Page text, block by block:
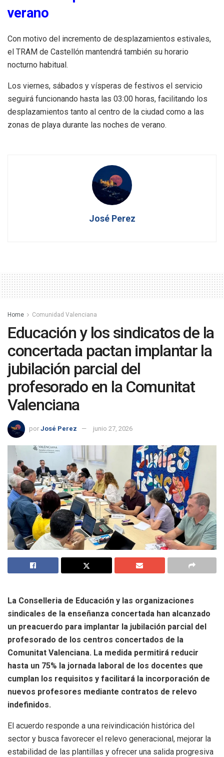
verano
Con motivo del incremento de desplazamientos estivales,
el TRAM de Castellón mantendrá también su horario
nocturno habitual.
Los viernes, sábados y vísperas de festivos el servicio
seguirá funcionando hasta las 03:00 horas, facilitando los
desplazamientos tanto al centro de la ciudad como a las
zonas de playa durante las noches de verano.
José Perez
Home Comunidad Valenciana
Educación y los sindicatos de la
concertada pactan implantar la
jubilación parcial del
profesorado en la Comunitat
Valenciana
por José Perez junio 27, 2026
La Conselleria de Educación y las organizaciones
sindicales de la enseñanza concertada han alcanzado
un preacuerdo para implantar la jubilación parcial del
profesorado de los centros concertados de la
Comunitat Valenciana. La medida permitirá reducir
hasta un 75% la jornada laboral de los docentes que
cumplan los requisitos y facilitará la incorporación de
nuevos profesores mediante contratos de relevo
indefinidos.
El acuerdo responde a una reivindicación histórica del
sector y busca favorecer el relevo generacional, mejorar la
estabilidad de las plantillas y ofrecer una salida progresiva